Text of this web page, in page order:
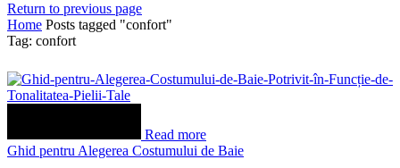
Return to previous page
Home Posts tagged "confort"
Tag: confort
Read more
Ghid pentru Alegerea Costumului de Baie